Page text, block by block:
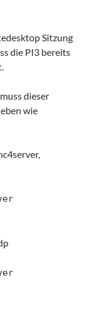
Sitzung
die PI3 bereits
dieser
wie